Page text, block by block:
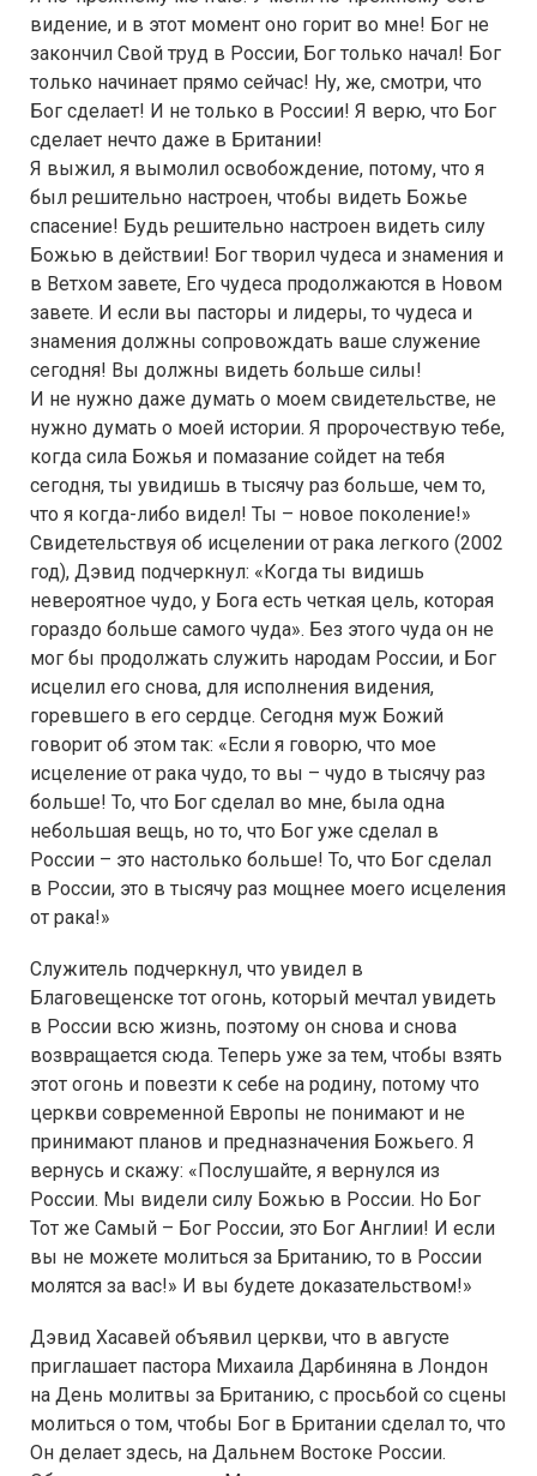
видение, и в этот момент оно горит во мне! Бог не
закончил Свой труд в России, Бог только начал! Бог
только начинает прямо сейчас! Ну, же, смотри, что
Бог сделает! И не только в России! Я верю, что Бог
сделает нечто даже в Британии!
Я выжил, я вымолил освобождение, потому, что я
был решительно настроен, чтобы видеть Божье
спасение! Будь решительно настроен видеть силу
Божью в действии! Бог творил чудеса и знамения и
в Ветхом завете, Его чудеса продолжаются в Новом
завете. И если вы пасторы и лидеры, то чудеса и
знамения должны сопровождать ваше служение
сегодня! Вы должны видеть больше силы!
И не нужно даже думать о моем свидетельстве, не
нужно думать о моей истории. Я пророчествую тебе,
когда сила Божья и помазание сойдет на тебя
сегодня, ты увидишь в тысячу раз больше, чем то,
что я когда-либо видел! Ты – новое поколение!»
Свидетельствуя об исцелении от рака легкого (2002
год), Дэвид подчеркнул: «Когда ты видишь
невероятное чудо, у Бога есть четкая цель, которая
гораздо больше самого чуда». Без этого чуда он не
мог бы продолжать служить народам России, и Бог
исцелил его снова, для исполнения видения,
горевшего в его сердце. Сегодня муж Божий
говорит об этом так: «Если я говорю, что мое
исцеление от рака чудо, то вы – чудо в тысячу раз
больше! То, что Бог сделал во мне, была одна
небольшая вещь, но то, что Бог уже сделал в
России – это настолько больше! То, что Бог сделал
в России, это в тысячу раз мощнее моего исцеления
от рака!»
Служитель подчеркнул, что увидел в
Благовещенске тот огонь, который мечтал увидеть
в России всю жизнь, поэтому он снова и снова
возвращается сюда. Теперь уже за тем, чтобы взять
этот огонь и повезти к себе на родину, потому что
церкви современной Европы не понимают и не
принимают планов и предназначения Божьего. Я
вернусь и скажу: «Послушайте, я вернулся из
России. Мы видели силу Божью в России. Но Бог
Тот же Самый – Бог России, это Бог Англии! И если
вы не можете молиться за Британию, то в России
молятся за вас!» И вы будете доказательством!»
Дэвид Хасавей объявил церкви, что в августе
приглашает пастора Михаила Дарбиняна в Лондон
на День молитвы за Британию, с просьбой со сцены
молиться о том, чтобы Бог в Британии сделал то, что
Он делает здесь, на Дальнем Востоке России.